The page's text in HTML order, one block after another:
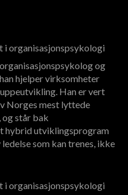
i organisasjonspsykologi
og
hjelper virksomheter
Han er vert
Norges mest lyttede
og står bak
hybrid utviklingsprogram
som kan trenes, ikke
i organisasjonspsykologi